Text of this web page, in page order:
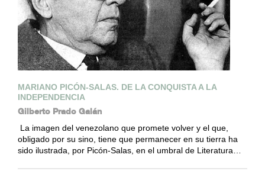
MARIANO PICÓN-SALAS. DE LA CONQUISTA A LA
INDEPENDENCIA
Gilberto Prado Galán
La imagen del venezolano que promete volver y el que,
obligado por su sino, tiene que permanecer en su tierra ha
sido ilustrada, por Picón-Salas, en el umbral de Literatura…